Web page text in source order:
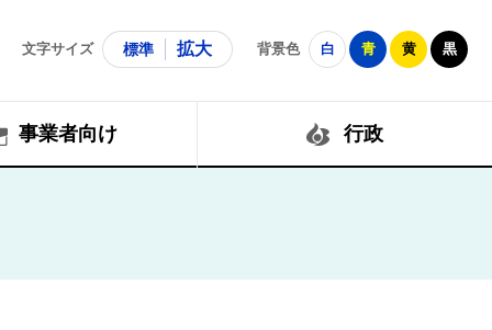
文字サイズ 標準 拡大 背景色 白 青 黄 黒
事業者向け 行政